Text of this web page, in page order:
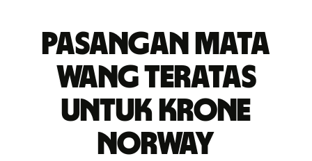
Pasangan mata
wang teratas
untuk krone
Norway